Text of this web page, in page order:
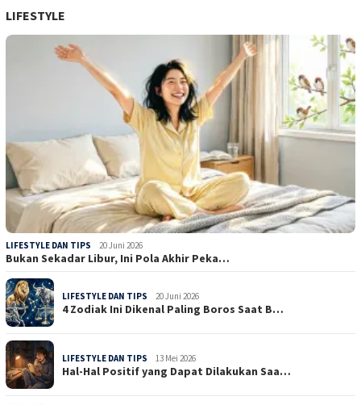
LIFESTYLE
LIFESTYLE DAN TIPS 20 Juni 2026
Bukan Sekadar Libur, Ini Pola Akhir Peka…
LIFESTYLE DAN TIPS 20 Juni 2026
4 Zodiak Ini Dikenal Paling Boros Saat B…
LIFESTYLE DAN TIPS 13 Mei 2026
Hal-Hal Positif yang Dapat Dilakukan Saa…